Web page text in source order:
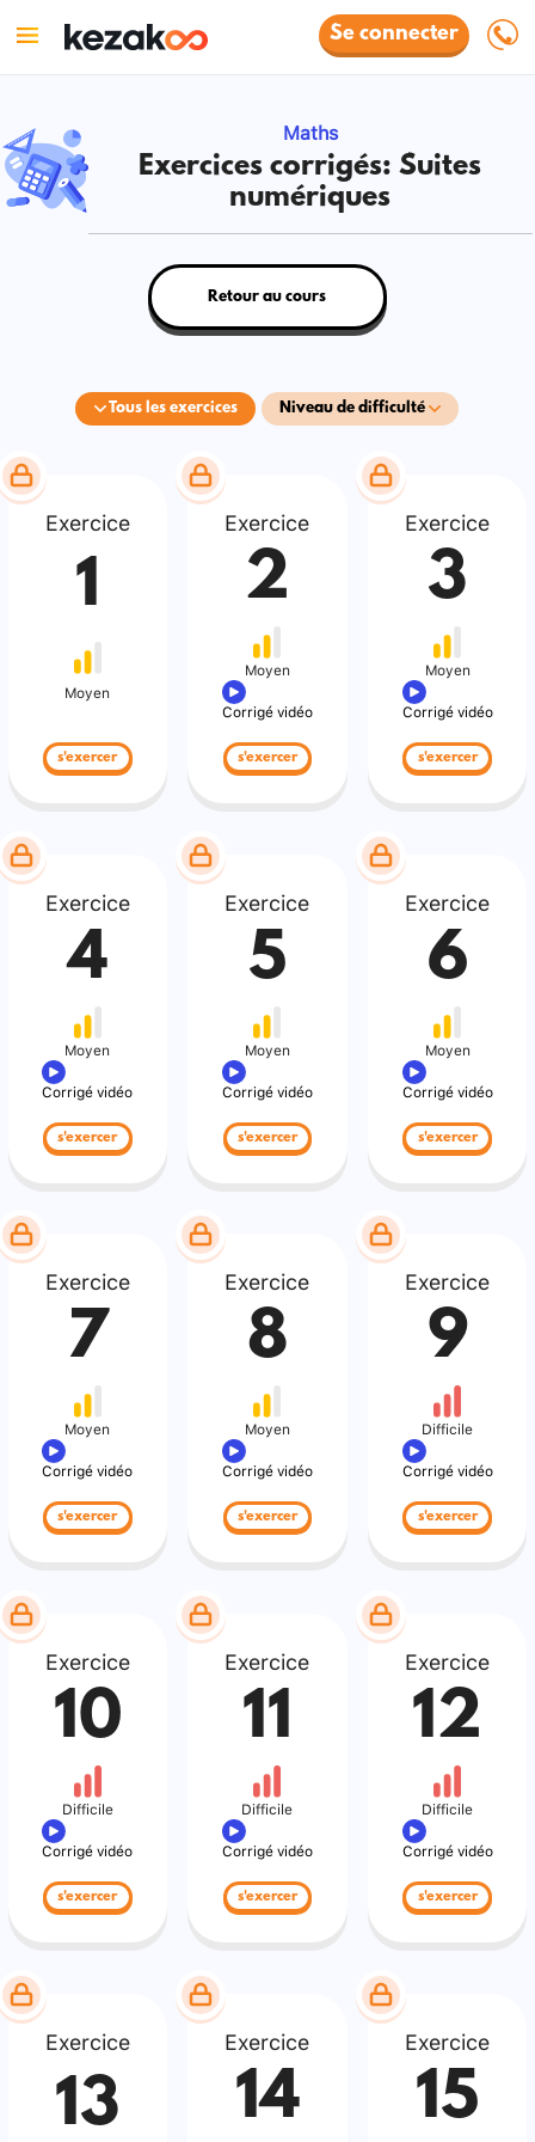
Se connecter
Maths
Exercices corrigés: Suites
numériques
Tous les exercices Niveau de difficulté
Retour au cours
Exercice
1
Moyen
s'exercer
Exercice
2
Moyen
Corrigé vidéo
s'exercer
Exercice
3
Moyen
Corrigé vidéo
s'exercer
Exercice
4
Moyen
Corrigé vidéo
s'exercer
Exercice
5
Moyen
Corrigé vidéo
s'exercer
Exercice
6
Moyen
Corrigé vidéo
s'exercer
Exercice
7
Moyen
Corrigé vidéo
s'exercer
Exercice
8
Moyen
Corrigé vidéo
s'exercer
Exercice
9
Difficile
Corrigé vidéo
s'exercer
Exercice
10
Difficile
Corrigé vidéo
s'exercer
Exercice
11
Difficile
Corrigé vidéo
s'exercer
Exercice
12
Difficile
Corrigé vidéo
s'exercer
Exercice
13
Exercice
14
Exercice
15